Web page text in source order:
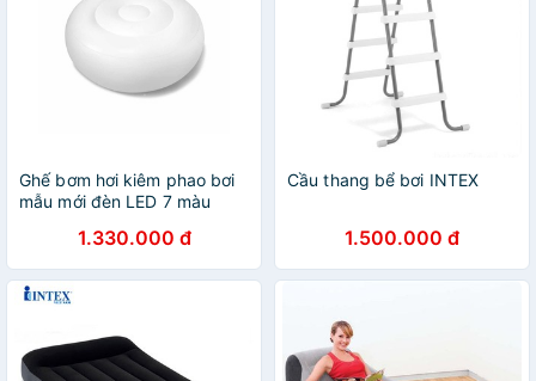
Ghế bơm hơi kiêm phao bơi
mẫu mới đèn LED 7 màu
1.330.000 đ
Cầu thang bể bơi INTEX
1.500.000 đ